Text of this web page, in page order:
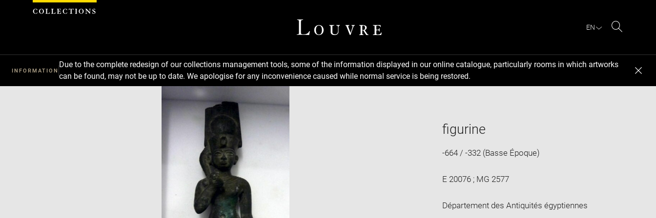
EN
INFORMATION
Due to the complete redesign of our collections management tools, some of the information displayed in our online catalogue, particularly rooms in which artworks
can be found, may not be up to date. We apologise for any inconvenience caused while normal service is being restored.
figurine
-664 / -332 (Basse Époque)
E 20076 ; MG 2577
Département des Antiquités égyptiennes
Cookies management panel